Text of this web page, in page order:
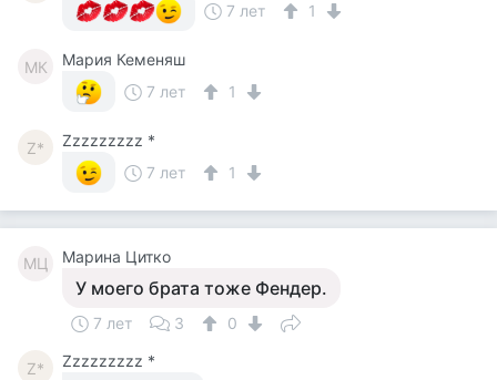
7 лет
1
МК
Мария Кеменяш
7 лет
1
Z*
Zzzzzzzzz *
7 лет
1
МЦ Марина Цитко
У моего брата тоже Фендер.
7 лет 3 0
Z* Zzzzzzzzz *